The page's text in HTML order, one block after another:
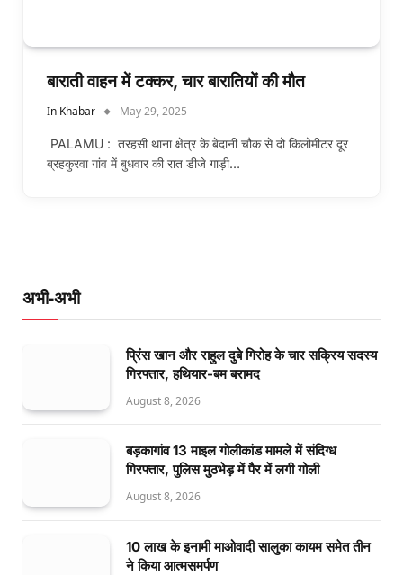
बाराती वाहन में टक्कर, चार बारातियों की मौत
In Khabar May 29, 2025
PALAMU : तरहसी थाना क्षेत्र के बेदानी चौक से दो किलोमीटर दूर
ब्रहकुरवा गांव में बुधवार की रात डीजे गाड़ी…
अभी-अभी
प्रिंस खान और राहुल दुबे गिरोह के चार सक्रिय सदस्य
गिरफ्तार, हथियार-बम बरामद
August 8, 2026
बड़कागांव 13 माइल गोलीकांड मामले में संदिग्ध
गिरफ्तार, पुलिस मुठभेड़ में पैर में लगी गोली
August 8, 2026
10 लाख के इनामी माओवादी सालुका कायम समेत तीन
ने किया आत्मसमर्पण